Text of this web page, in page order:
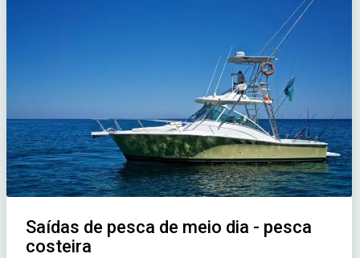
Saídas de pesca de meio dia - pesca
costeira